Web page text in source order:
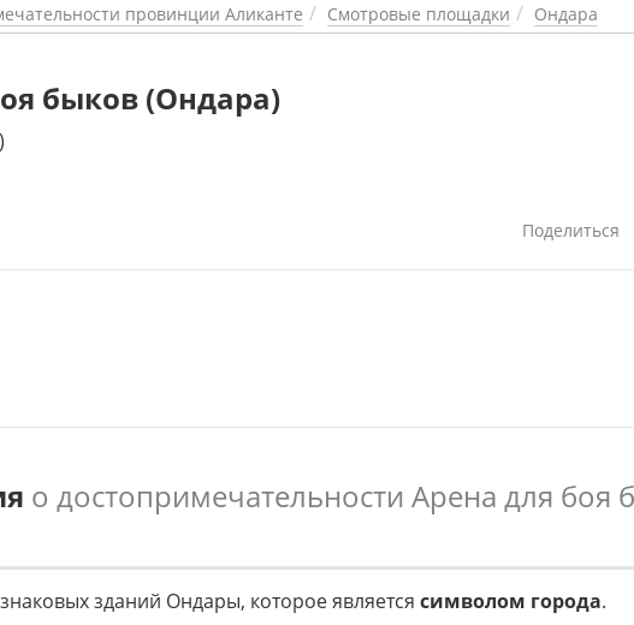
провинции Аликанте Смотровые площадки Ондара
быков (Ондара)
Поделиться
о достопримечательности Арена для боя
зданий Ондары, которое является символом города.